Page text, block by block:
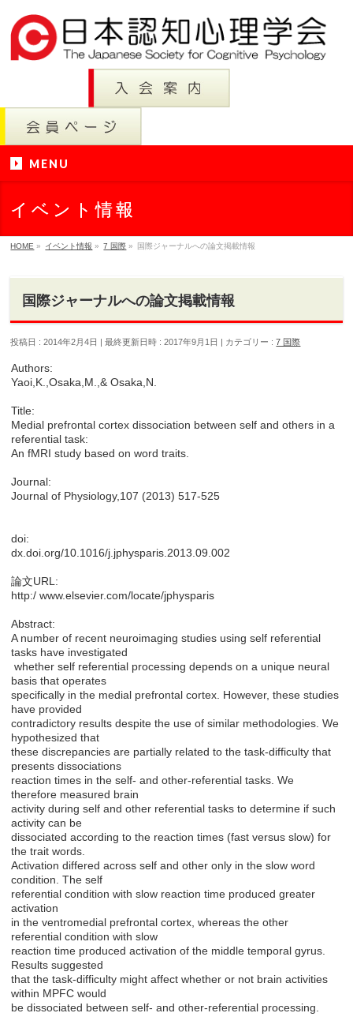
MENU
イベント情報
HOME » イベント情報 » 7 国際 » 国際ジャーナルへの論文掲載情報
国際ジャーナルへの論文掲載情報
投稿日 : 2014年2月4日 最終更新日時 : 2017年9月1日 カテゴリー :7 国際
Authors:
Yaoi,K.,Osaka,M.,& Osaka,N.
Title:
Medial prefrontal cortex dissociation between self and others in a
referential task:
An fMRI study based on word traits.
Journal:
Journal of Physiology,107 (2013) 517-525
doi:
dx.doi.org/10.1016/j.jphysparis.2013.09.002
論文URL:
http:/ www.elsevier.com/locate/jphysparis
Abstract:
A number of recent neuroimaging studies using self referential
tasks have investigated
whether self referential processing depends on a unique neural
basis that operates
specifically in the medial prefrontal cortex. However, these studies
have provided
contradictory results despite the use of similar methodologies. We
hypothesized that
these discrepancies are partially related to the task-difficulty that
presents dissociations
reaction times in the self- and other-referential tasks. We
therefore measured brain
activity during self and other referential tasks to determine if such
activity can be
dissociated according to the reaction times (fast versus slow) for
the trait words.
Activation differed across self and other only in the slow word
condition. The self
referential condition with slow reaction time produced greater
activation
in the ventromedial prefrontal cortex, whereas the other
referential condition with slow
reaction time produced activation of the middle temporal gyrus.
Results suggested
that the task-difficulty might affect whether or not brain activities
within MPFC would
be dissociated between self- and other-referential processing.